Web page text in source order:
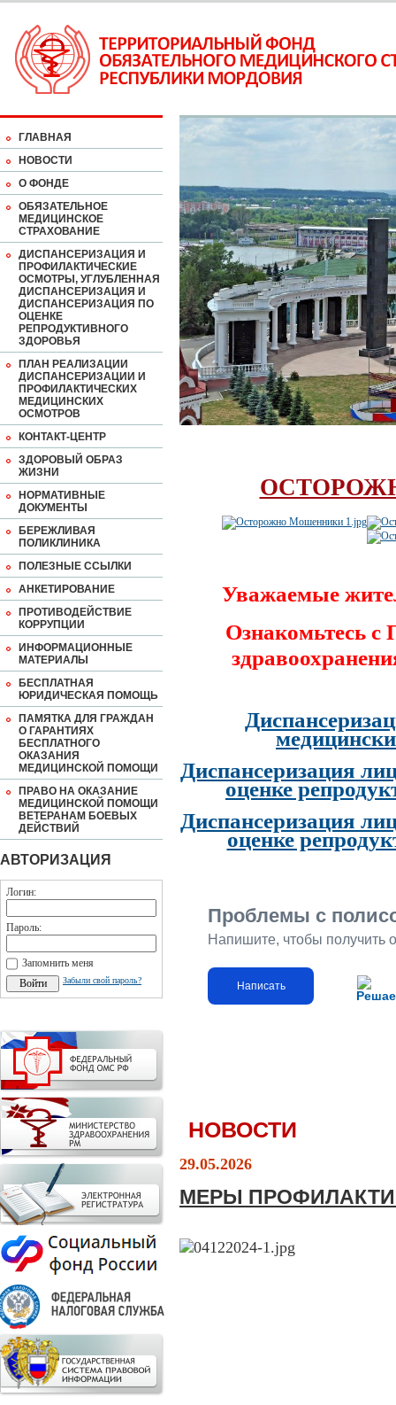
ГЛАВНАЯ
НОВОСТИ
О ФОНДЕ
ОБЯЗАТЕЛЬНОЕ
МЕДИЦИНСКОЕ
СТРАХОВАНИЕ
ДИСПАНСЕРИЗАЦИЯ И
ПРОФИЛАКТИЧЕСКИЕ
ОСМОТРЫ, УГЛУБЛЕННАЯ
ДИСПАНСЕРИЗАЦИЯ И
ДИСПАНСЕРИЗАЦИЯ ПО
ОЦЕНКЕ
РЕПРОДУКТИВНОГО
ЗДОРОВЬЯ
ПЛАН РЕАЛИЗАЦИИ
ДИСПАНСЕРИЗАЦИИ И
ПРОФИЛАКТИЧЕСКИХ
МЕДИЦИНСКИХ
ОСМОТРОВ
КОНТАКТ-ЦЕНТР
ЗДОРОВЫЙ ОБРАЗ
ЖИЗНИ
НОРМАТИВНЫЕ
ДОКУМЕНТЫ
БЕРЕЖЛИВАЯ
ПОЛИКЛИНИКА
ПОЛЕЗНЫЕ ССЫЛКИ
АНКЕТИРОВАНИЕ
ПРОТИВОДЕЙСТВИЕ
КОРРУПЦИИ
ИНФОРМАЦИОННЫЕ
МАТЕРИАЛЫ
БЕСПЛАТНАЯ
ЮРИДИЧЕСКАЯ ПОМОЩЬ
ПАМЯТКА ДЛЯ ГРАЖДАН
О ГАРАНТИЯХ
БЕСПЛАТНОГО
ОКАЗАНИЯ
МЕДИЦИНСКОЙ ПОМОЩИ
ПРАВО НА ОКАЗАНИЕ
МЕДИЦИНСКОЙ ПОМОЩИ
ВЕТЕРАНАМ БОЕВЫХ
ДЕЙСТВИЙ
АВТОРИЗАЦИЯ
Логин:
Пароль:
Запомнить меня
Забыли свой пароль?
Уважаемые
Ознакомьтесь
Диспансеризация
оценке
Диспансеризация
оценке
Проблемы с
Напишите, чтобы получить
Написать
НОВОСТИ
29.05.2026
МЕРЫ